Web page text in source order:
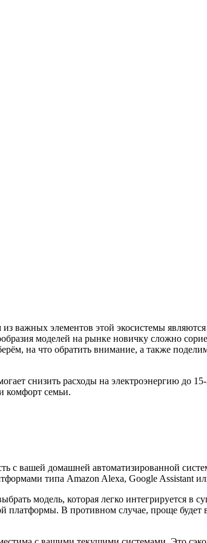
важных элементов этой экосистемы
моделей на рынке новичку сложно
на что обратить внимание, а также
снизить расходы на электроэнергию до
комфорт семьи.
с вашей домашней автоматизированной
типа Amazon Alexa, Google Assistant
модель, которая легко интегрируется
платформы. В противном случае, проще